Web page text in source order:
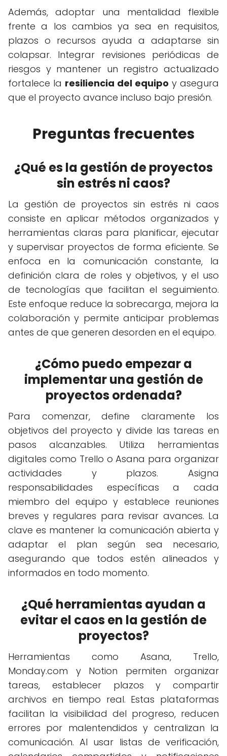
Además, adoptar una mentalidad flexible
frente a los cambios ya sea en requisitos,
plazos o recursos ayuda a adaptarse sin
colapsar. Integrar revisiones periódicas de
riesgos y mantener un registro actualizado
fortalece la resiliencia del equipo y asegura
que el proyecto avance incluso bajo presión.
Preguntas frecuentes
¿Qué es la gestión de proyectos
sin estrés ni caos?
La gestión de proyectos sin estrés ni caos
consiste en aplicar métodos organizados y
herramientas claras para planificar, ejecutar
y supervisar proyectos de forma eficiente. Se
enfoca en la comunicación constante, la
definición clara de roles y objetivos, y el uso
de tecnologías que facilitan el seguimiento.
Este enfoque reduce la sobrecarga, mejora la
colaboración y permite anticipar problemas
antes de que generen desorden en el equipo.
¿Cómo puedo empezar a
implementar una gestión de
proyectos ordenada?
Para comenzar, define claramente los
objetivos del proyecto y divide las tareas en
pasos alcanzables. Utiliza herramientas
digitales como Trello o Asana para organizar
actividades y plazos. Asigna
responsabilidades específicas a cada
miembro del equipo y establece reuniones
breves y regulares para revisar avances. La
clave es mantener la comunicación abierta y
adaptar el plan según sea necesario,
asegurando que todos estén alineados y
informados en todo momento.
¿Qué herramientas ayudan a
evitar el caos en la gestión de
proyectos?
Herramientas como Asana, Trello,
Monday.com y Notion permiten organizar
tareas, establecer plazos y compartir
archivos en tiempo real. Estas plataformas
facilitan la visibilidad del progreso, reducen
errores por malentendidos y centralizan la
comunicación. Al usar listas de verificación,